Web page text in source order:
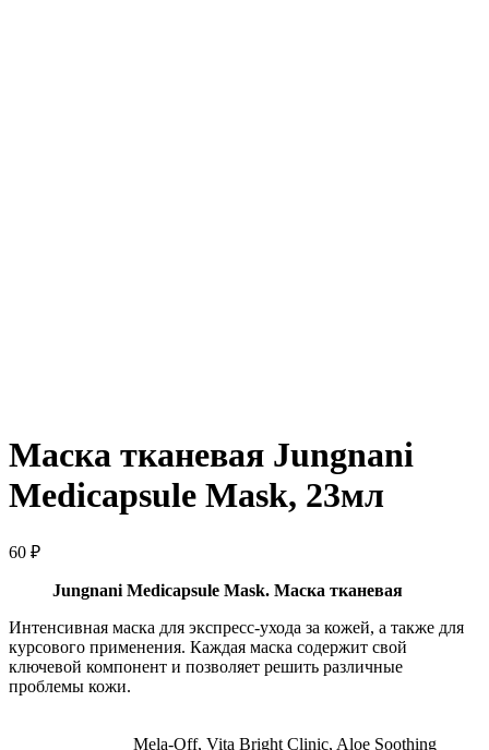
Маска тканевая Jungnani
Medicapsule Mask, 23мл
60 ₽
Jungnani Medicapsule Mask. Маска тканевая
Интенсивная маска для экспресс-ухода за кожей, а также для
курсового применения. Каждая маска содержит свой
ключевой компонент и позволяет решить различные
проблемы кожи.
Mela-Off, Vita Bright Clinic, Aloe Soothing